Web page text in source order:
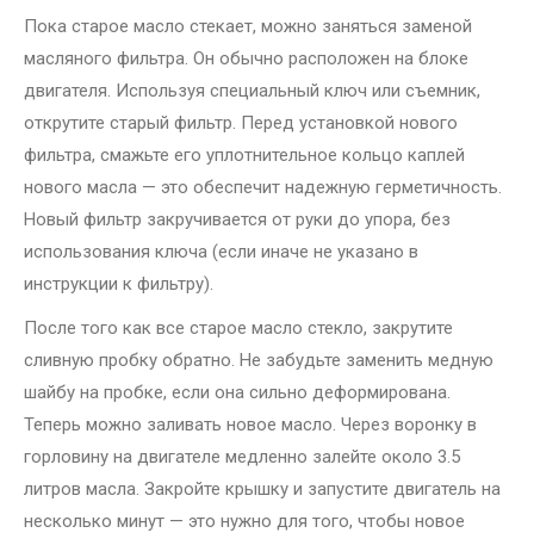
Пока старое масло стекает, можно заняться заменой
масляного фильтра. Он обычно расположен на блоке
двигателя. Используя специальный ключ или съемник,
открутите старый фильтр. Перед установкой нового
фильтра, смажьте его уплотнительное кольцо каплей
нового масла — это обеспечит надежную герметичность.
Новый фильтр закручивается от руки до упора, без
использования ключа (если иначе не указано в
инструкции к фильтру).
После того как все старое масло стекло, закрутите
сливную пробку обратно. Не забудьте заменить медную
шайбу на пробке, если она сильно деформирована.
Теперь можно заливать новое масло. Через воронку в
горловину на двигателе медленно залейте около 3.5
литров масла. Закройте крышку и запустите двигатель на
несколько минут — это нужно для того, чтобы новое